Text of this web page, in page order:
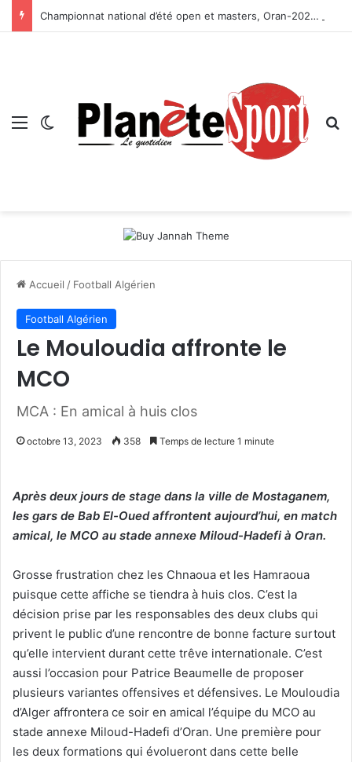
Championnat national d’été open et masters, Oran-2026 — Le CRB s’adjuge le titre
Menu Switch skin
Accueil / Football Algérien
Football Algérien
Le Mouloudia affronte le
MCO
MCA : En amical à huis clos
octobre 13, 2023 358 Temps de lecture 1 minute
Après deux jours de stage dans la ville de Mostaganem,
les gars de Bab El-Oued affrontent aujourd’hui, en match
amical, le MCO au stade annexe Miloud-Hadefi à Oran.
Grosse frustration chez les Chnaoua et les Hamraoua
puisque cette affiche se tiendra à huis clos. C’est la
décision prise par les responsables des deux clubs qui
privent le public d’une rencontre de bonne facture surtout
qu’elle intervient durant cette trêve internationale. C’est
aussi l’occasion pour Patrice Beaumelle de proposer
plusieurs variantes offensives et défensives. Le Mouloudia
d’Alger affrontera ce soir en amical l’équipe du MCO au
stade annexe Miloud-Hadefi d’Oran. Une première pour
les deux formations qui évolueront dans cette belle